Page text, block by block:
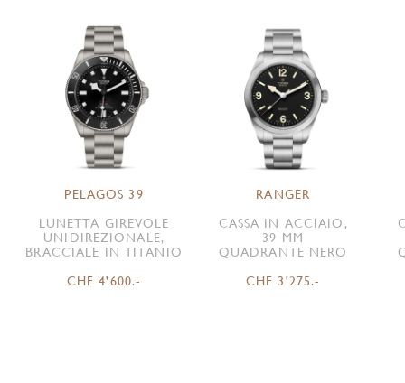
PELAGOS 39
LUNETTA GIREVOLE
UNIDIREZIONALE,
BRACCIALE IN TITANIO
CHF 4'600.-
RANGER
CASSA IN ACCIAIO,
39 MM
QUADRANTE NERO
CHF 3'275.-